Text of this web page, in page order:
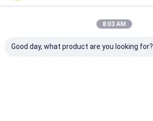
8:03 AM
Good day, what product are you looking for?